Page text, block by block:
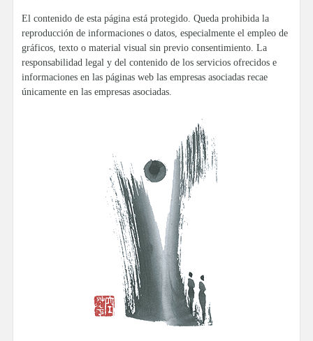
El contenido de esta página está protegido. Queda prohibida la
reproducción de informaciones o datos, especialmente el empleo de
gráficos, texto o material visual sin previo consentimiento. La
responsabilidad legal y del contenido de los servicios ofrecidos e
informaciones en las páginas web las empresas asociadas recae
únicamente en las empresas asociadas.